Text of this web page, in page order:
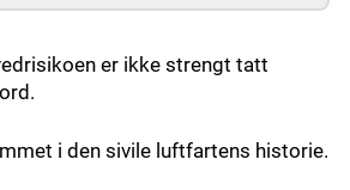
er ikke strengt tatt
i den sivile luftfartens historie.